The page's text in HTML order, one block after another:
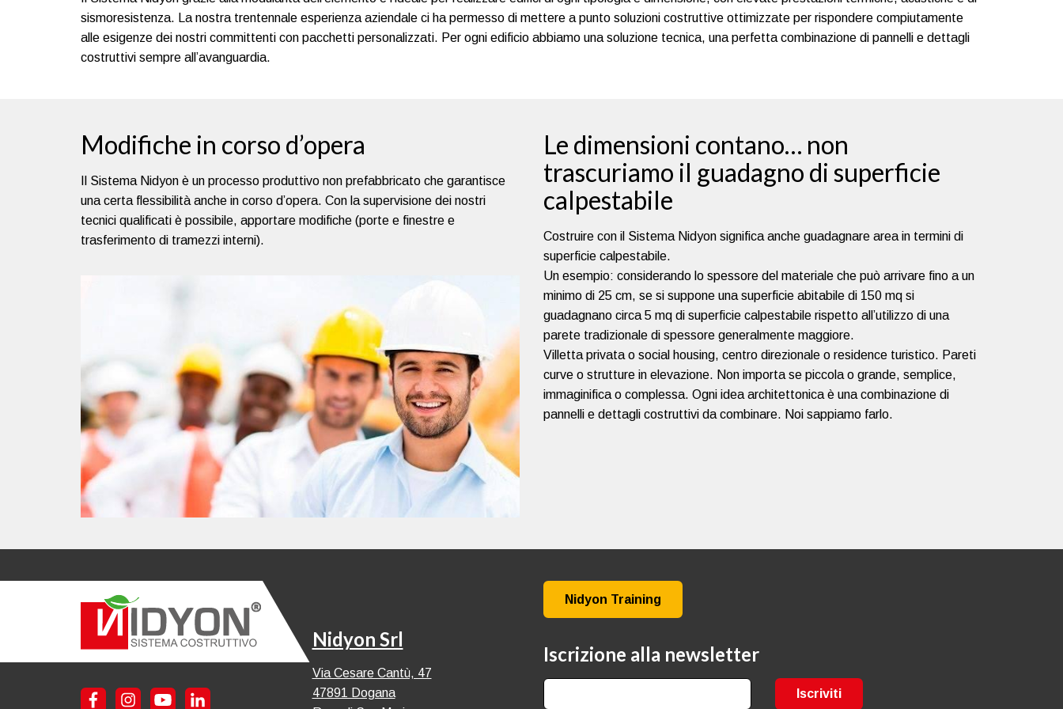
sismoresistenza. La nostra trentennale esperienza aziendale ci ha permesso di mettere a punto soluzioni costruttive ottimizzate per rispondere compiutamente
alle esigenze dei nostri committenti con pacchetti personalizzati. Per ogni edificio abbiamo una soluzione tecnica, una perfetta combinazione di pannelli e dettagli
costruttivi sempre all’avanguardia.
Modifiche in corso d’opera
Il Sistema Nidyon è un processo produttivo non prefabbricato che garantisce
una certa flessibilità anche in corso d’opera. Con la supervisione dei nostri
tecnici qualificati è possibile, apportare modifiche (porte e finestre e
trasferimento di tramezzi interni).
Le dimensioni contano… non
trascuriamo il guadagno di superficie
calpestabile
Costruire con il Sistema Nidyon significa anche guadagnare area in termini di
superficie calpestabile.
Un esempio: considerando lo spessore del materiale che può arrivare fino a un
minimo di 25 cm, se si suppone una superficie abitabile di 150 mq si
guadagnano circa 5 mq di superficie calpestabile rispetto all’utilizzo di una
parete tradizionale di spessore generalmente maggiore.
Villetta privata o social housing, centro direzionale o residence turistico. Pareti
curve o strutture in elevazione. Non importa se piccola o grande, semplice,
immaginifica o complessa. Ogni idea architettonica è una combinazione di
pannelli e dettagli costruttivi da combinare. Noi sappiamo farlo.
Nidyon Srl
Via Cesare Cantù, 47
47891 Dogana
Nidyon Training
Iscrizione alla newsletter
Iscriviti